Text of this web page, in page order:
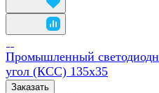
Промышленный
угол (КСС) 135х35
Заказать